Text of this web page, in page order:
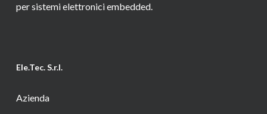
per sistemi elettronici embedded.
Ele.Tec. S.r.l.
Azienda